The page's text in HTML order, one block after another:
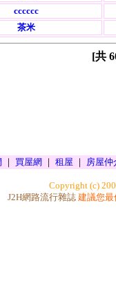
cccccc
茶米
[共
｜ 買屋網 ｜ 租屋 ｜ 房屋仲
Copyright (c)
J2H網路流行雜誌 建議您最